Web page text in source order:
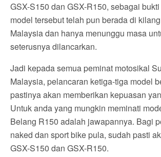
GSX-S150 dan GSX-R150, sebagai
model tersebut telah pun berada di
Malaysia dan hanya menunggu masa
seterusnya dilancarkan.
Jadi kepada semua peminat motosikal
Malaysia, pelancaran ketiga-tiga model
pastinya akan memberikan kepuasan
Untuk anda yang mungkin meminati
Belang R150 adalah jawapannya. Bagi
naked dan sport bike pula, sudah pasti
GSX-S150 dan GSX-R150.